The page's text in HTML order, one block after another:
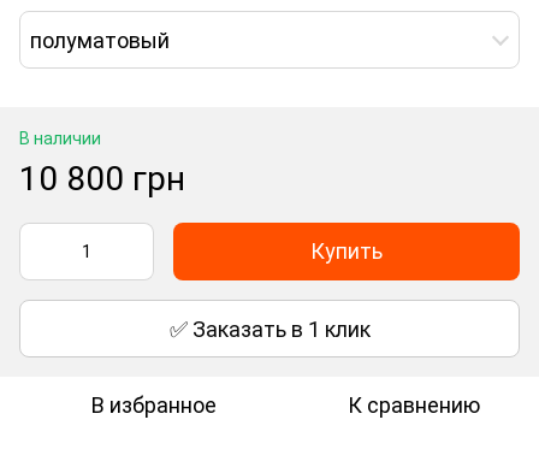
полуматовый
В наличии
10 800 грн
Купить
✅ Заказать в 1 клик
В избранное К сравнению